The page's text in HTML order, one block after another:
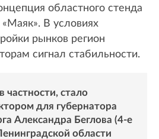
областного стенда
В условиях
рынков регион
сигнал стабильности.
частности, стало
для губернатора
Александра Беглова (4-е
области